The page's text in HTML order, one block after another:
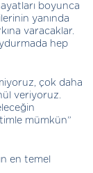
boyunca
yanında
varacaklar.
hep
çok daha
veriyoruz.
mümkün”
en temel